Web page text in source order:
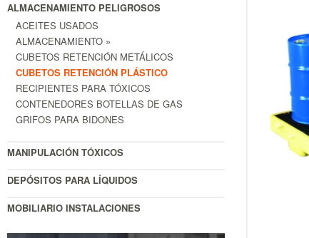
ALMACENAMIENTO PELIGROSOS
ACEITES USADOS
ALMACENAMIENTO »
CUBETOS RETENCIÓN METÁLICOS
CUBETOS RETENCIÓN PLÁSTICO
RECIPIENTES PARA TÓXICOS
CONTENEDORES BOTELLAS DE GAS
GRIFOS PARA BIDONES
MANIPULACIÓN TÓXICOS
DEPÓSITOS PARA LÍQUIDOS
MOBILIARIO INSTALACIONES